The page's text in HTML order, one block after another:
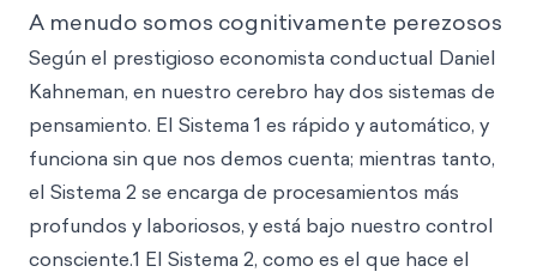
A menudo somos cognitivamente perezosos
Según el prestigioso economista conductual Daniel
Kahneman, en nuestro cerebro hay dos sistemas de
pensamiento. El Sistema 1 es rápido y automático, y
funciona sin que nos demos cuenta; mientras tanto,
el Sistema 2 se encarga de procesamientos más
profundos y laboriosos,y está bajo nuestro control
consciente.1 El Sistema 2, como es el que hace el